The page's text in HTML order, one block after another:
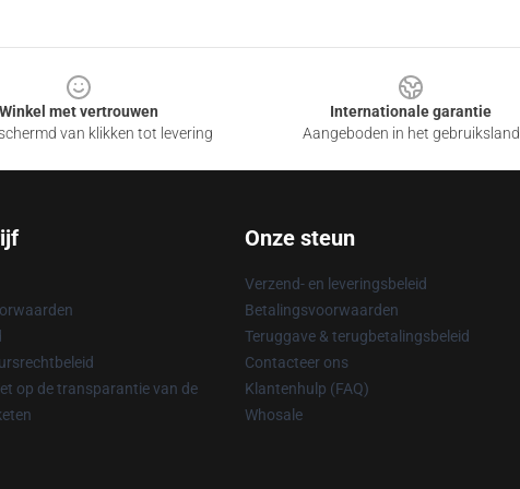
Winkel met vertrouwen
van klikken tot levering
Internationale garantie
Aangeboden in het gebruiksland
op de transparantie van de
Onze steun
Verzend- en leveringsbeleid
Betalingsvoorwaarden
Teruggave & terugbetalingsbeleid
Contacteer ons
Klantenhulp (FAQ)
Whosale